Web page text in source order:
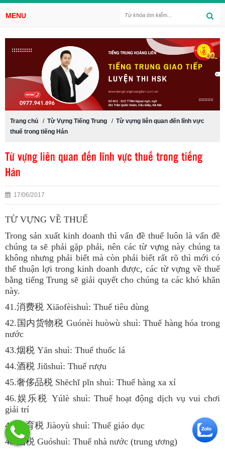
Trang chủ / Từ Vựng Tiếng Trung / Từ vựng liên quan đến lĩnh vực
thuế trong tiếng Hán
Từ vựng liên quan đến lĩnh vực thuế trong tiếng
Hán
17/06/2017
TỪ VỰNG VỀ THUẾ
Trong sản xuất kinh doanh thì vấn đề thuế luôn là vấn đề
chúng ta sẽ phải gặp phải, nên các từ vựng này chúng ta
không nhưng phải biết mà còn phải biết rất rõ thì mới có
thể thuận lợi trong kinh doanh được, các từ vựng về thuế
bằng tiếng Trung sẽ giải quyết cho chúng ta các khó khăn
này.
41.消费税 Xiāofèishuì: Thuế tiêu dùng
42.国内货物税 Guónèi huòwù shuì: Thuế hàng hóa trong
nước
43.烟税 Yān shuì: Thuế thuốc lá
44.酒税 Jiǔshuì: Thuế rượu
45.奢侈品税 Shēchǐ pǐn shuì: Thuế hàng xa xỉ
46.娱乐税 Yúlè shuì: Thuế hoạt động dịch vụ vui chơi
giải trí
47.教育税 Jiàoyù shuì: Thuế giáo dục
48.国税 Guóshuì: Thuế nhà nước (trung ương)